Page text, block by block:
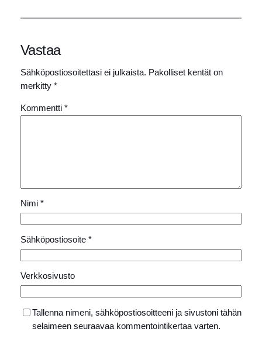
Vastaa
Sähköpostiosoitettasi ei julkaista. Pakolliset kentät on
merkitty *
Kommentti *
Nimi *
Sähköpostiosoite *
Verkkosivusto
Tallenna nimeni, sähköpostiosoitteeni ja sivustoni tähän
selaimeen seuraavaa kommentointikertaa varten.